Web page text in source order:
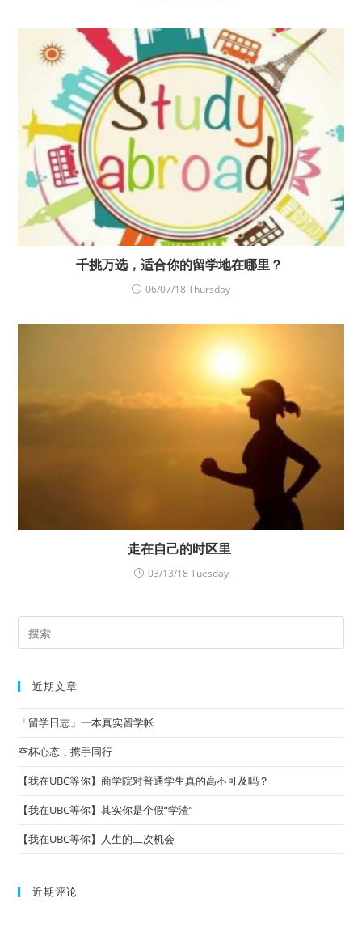
千挑万选，适合你的留学地在哪里？
06/07/18 Thursday
走在自己的时区里
03/13/18 Tuesday
近期文章
「留学日志」一本真实留学帐
空杯心态，携手同行
【我在UBC等你】商学院对普通学生真的高不可及吗？
【我在UBC等你】其实你是个假“学渣”
【我在UBC等你】人生的二次机会
近期评论